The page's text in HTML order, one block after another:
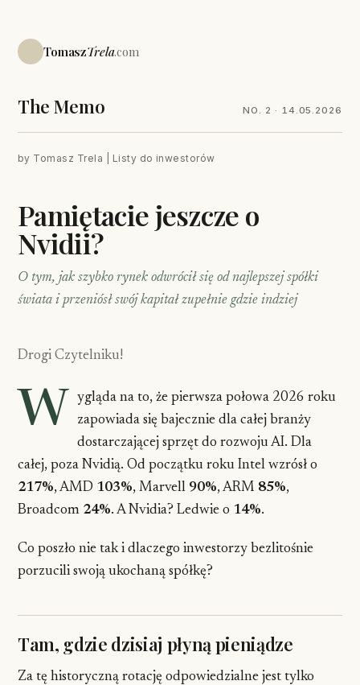
TomaszTrela.com
The Memo NO. 2 · 14.05.2026
by Tomasz Trela | Listy do inwestorów
Pamiętacie jeszcze o
Nvidii?
O tym, jak szybko rynek odwrócił się od najlepszej spółki
świata i przeniósł swój kapitał zupełnie gdzie indziej
Drogi Czytelniku!
W
ygląda na to, że pierwsza połowa 2026 roku
zapowiada się bajecznie dla całej branży
dostarczającej sprzęt do rozwoju AI. Dla
całej, poza Nvidią. Od początku roku Intel wzrósł o
217%, AMD 103%, Marvell 90%, ARM 85%,
Broadcom 24%. A Nvidia? Ledwie o 14%.
Co poszło nie tak i dlaczego inwestorzy bezlitośnie
porzucili swoją ukochaną spółkę?
Tam, gdzie dzisiaj płyną pieniądze
Za tę historyczną rotację odpowiedzialne jest tylko